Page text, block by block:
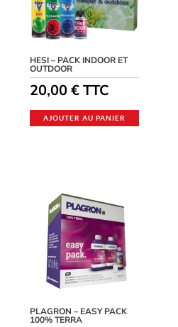
HESI – PACK INDOOR ET
OUTDOOR
20,00€ TTC
AJOUTER AU PANIER
PLAGRON – EASY PACK
100% TERRA